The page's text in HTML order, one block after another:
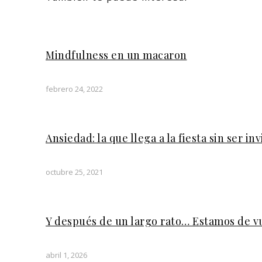
Mindfulness en un macaron
febrero 24, 2022
Ansiedad: la que llega a la fiesta sin ser
octubre 25, 2021
Y después de un largo rato… Estamos de
abril 1, 2026